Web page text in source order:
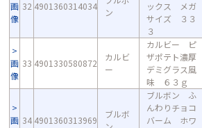
画
像
32 4901360314034
ン
ックス メガ
サイズ ３３
３
画
像
33 4901330580872
カルビ
ー
カルビー ピ
ザポテト濃厚
デミグラス風
味 ６３ｇ
画 34 4901360313969
ブルボ
ブルボン ふ
んわりチョコ
バーム ホワ